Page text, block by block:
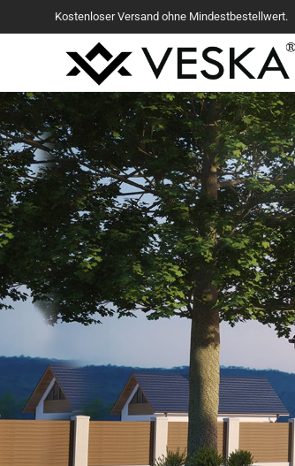
Kostenloser Versand ohne Mindestbestellwert.